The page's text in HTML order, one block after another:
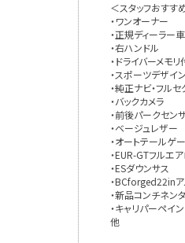
＜スタッフおすす
・ワンオーナー
・正規ディーラ
・右ハンドル
・ドライバーメ
・スポーツデザイ
・純正ナビ・フルセ
・バックカメラ
・前後パークセ
・ベージュレザ
・オートテールゲ
・EUR-GTフル
・ESダウンサス
・BCforged22inア
・新品コンチネン
・キャリパーペ
他